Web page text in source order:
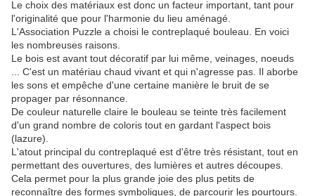
Le choix des matériaux est donc un facteur important, tant pour
l'originalité que pour l'harmonie du lieu aménagé.
L'Association Puzzle a choisi le contreplaqué bouleau. En voici
les nombreuses raisons.
Le bois est avant tout décoratif par lui même, veinages, noeuds
... C'est un matériau chaud vivant et qui n'agresse pas. Il aborbe
les sons et empêche d'une certaine manière le bruit de se
propager par résonnance.
De couleur naturelle claire le bouleau se teinte très facilement
d'un grand nombre de coloris tout en gardant l'aspect bois
(lazure).
L'atout principal du contreplaqué est d'être très résistant, tout en
permettant des ouvertures, des lumières et autres découpes.
Cela permet pour la plus grande joie des plus petits de
reconnaître des formes symboliques, de parcourir les pourtours.